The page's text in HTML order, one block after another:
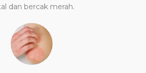
dan bercak merah.